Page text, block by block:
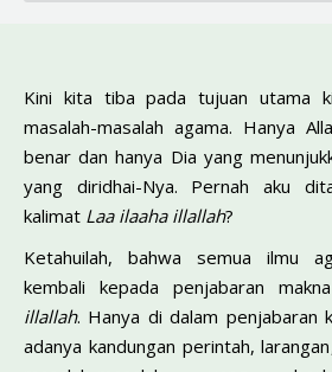
Kini kita tiba pada tujuan utama
masalah-masalah agama. Hanya
benar dan hanya Dia yang
yang diridhai-Nya. Pernah aku
kalimat Laa ilaaha illallah?
Ketahuilah, bahwa semua ilmu
kembali kepada penjabaran
illallah. Hanya di dalam penjabaran
adanya kandungan perintah,